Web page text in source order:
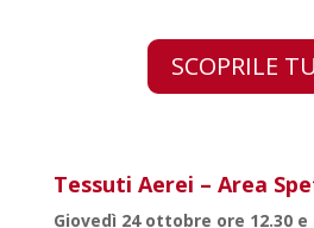
SCOPRILE
Tessuti Aerei – Area
Giovedì 24 ottobre ore 12.30